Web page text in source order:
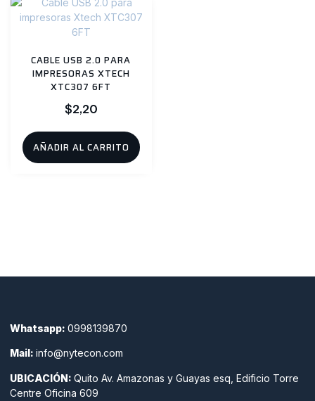
CABLE USB 2.0 PARA
IMPRESORAS XTECH
XTC307 6FT
$2,20
AÑADIR AL CARRITO
Whatsapp: 0998139870
Mail: info@nytecon.com
UBICACIÓN: Quito Av. Amazonas y Guayas esq, Edificio Torre
Centre Oficina 609